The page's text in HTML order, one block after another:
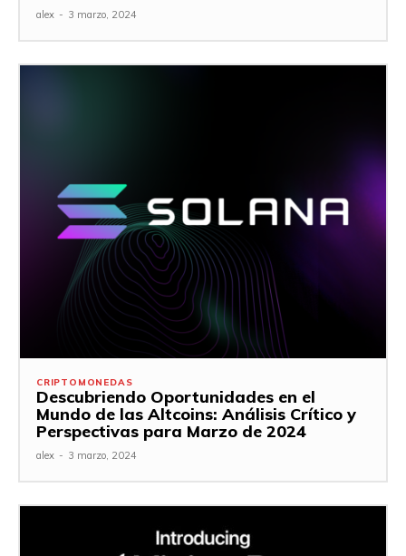
alex - 3 marzo, 2024
CRIPTOMONEDAS
Descubriendo Oportunidades en el
Mundo de las Altcoins: Análisis Crítico y
Perspectivas para Marzo de 2024
alex - 3 marzo, 2024